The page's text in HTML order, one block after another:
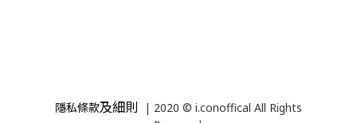
隱私條款及細則
| 2020 © i.conoffical All Rights